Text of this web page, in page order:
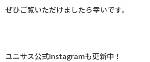
ぜひご覧いただけましたら幸いです。
ユニサス公式Instagramも更新中！